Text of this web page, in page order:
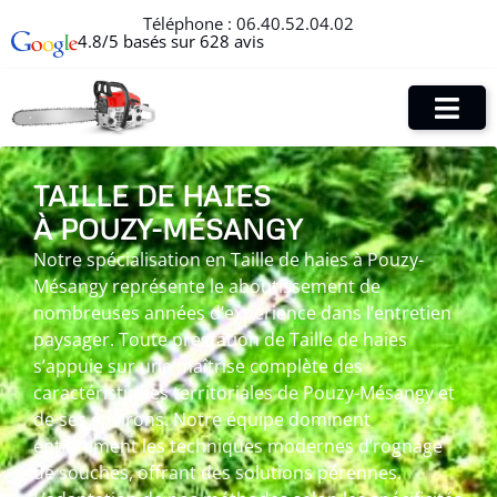
Téléphone : 06.40.52.04.02
4.8/5 basés sur 628 avis
TAILLE DE HAIES
À POUZY-MÉSANGY
Notre spécialisation en Taille de haies à Pouzy-
Mésangy représente le aboutissement de
nombreuses années d’expérience dans l’entretien
paysager. Toute prestation de Taille de haies
s’appuie sur une maîtrise complète des
caractéristiques territoriales de Pouzy-Mésangy et
de ses environs. Notre équipe dominent
entièrement les techniques modernes d’rognage
de souches, offrant des solutions pérennes.